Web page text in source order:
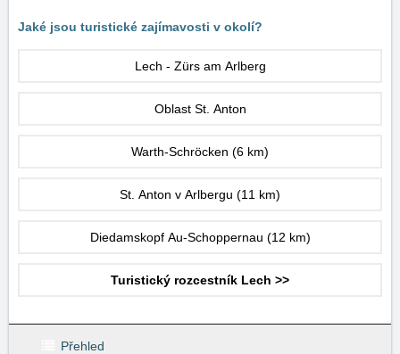
Jaké jsou turistické zajímavosti v okolí?
Lech - Zürs am Arlberg
Oblast St. Anton
Warth-Schröcken (6 km)
St. Anton v Arlbergu (11 km)
Diedamskopf Au-Schoppernau (12 km)
Turistický rozcestník Lech >>
Přehled